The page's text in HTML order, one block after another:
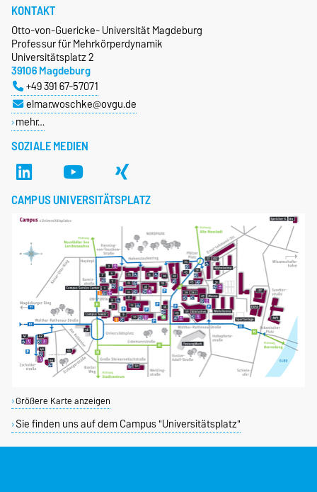
SOZIALE MEDIEN
KONTAKT
Otto-von-Guericke- Universität Magdeburg
Professur für Mehrkörperdynamik
Universitätsplatz 2
39106 Magdeburg
+49 391 67-57071
elmar.woschke@ovgu.de
mehr…
CAMPUS UNIVERSITÄTSPLATZ
Größere Karte anzeigen
Sie finden uns auf dem Campus "Universitätsplatz"